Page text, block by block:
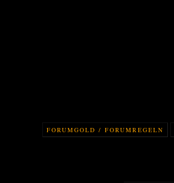
FORUMGOLD / FORUMREGELN